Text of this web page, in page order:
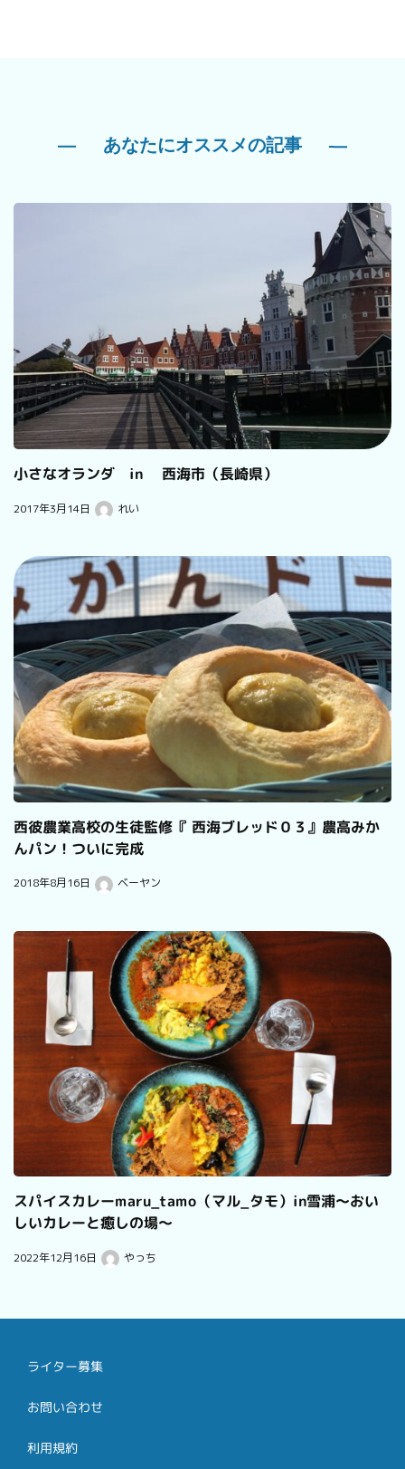
あなたにオススメの記事
小さなオランダ in 西海市（長崎県）
2017年3月14日 れい
西彼農業高校の生徒監修『 西海ブレッド０３』農高みか
んパン！ついに完成
2018年8月16日 ベーヤン
スパイスカレーmaru_tamo（マル_タモ）in雪浦～おい
しいカレーと癒しの場～
2022年12月16日 やっち
ライター募集
お問い合わせ
利用規約